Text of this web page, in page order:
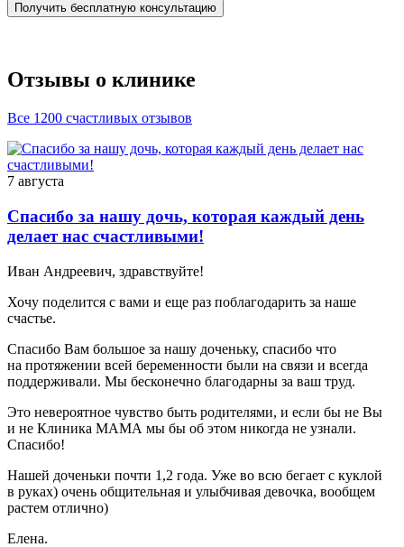
Получить бесплатную консультацию
Отзывы о клинике
Все 1200 счастливых отзывов
7 августа
Спасибо за нашу дочь, которая каждый день
делает нас счастливыми!
Иван Андреевич, здравствуйте!
Хочу поделится с вами и еще раз поблагодарить за наше
счастье.
Спасибо Вам большое за нашу доченьку, спасибо что
на протяжении всей беременности были на связи и всегда
поддерживали. Мы бесконечно благодарны за ваш труд.
Это невероятное чувство быть родителями, и если бы не Вы
и не Клиника МАМА мы бы об этом никогда не узнали.
Спасибо!
Нашей доченьки почти 1,2 года. Уже во всю бегает с куклой
в руках) очень общительная и улыбчивая девочка, вообщем
растем отлично)
Елена.